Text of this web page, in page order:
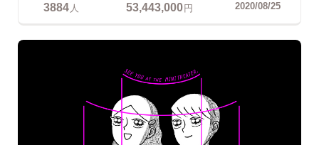
3884人 53,443,000円 2020/08/25